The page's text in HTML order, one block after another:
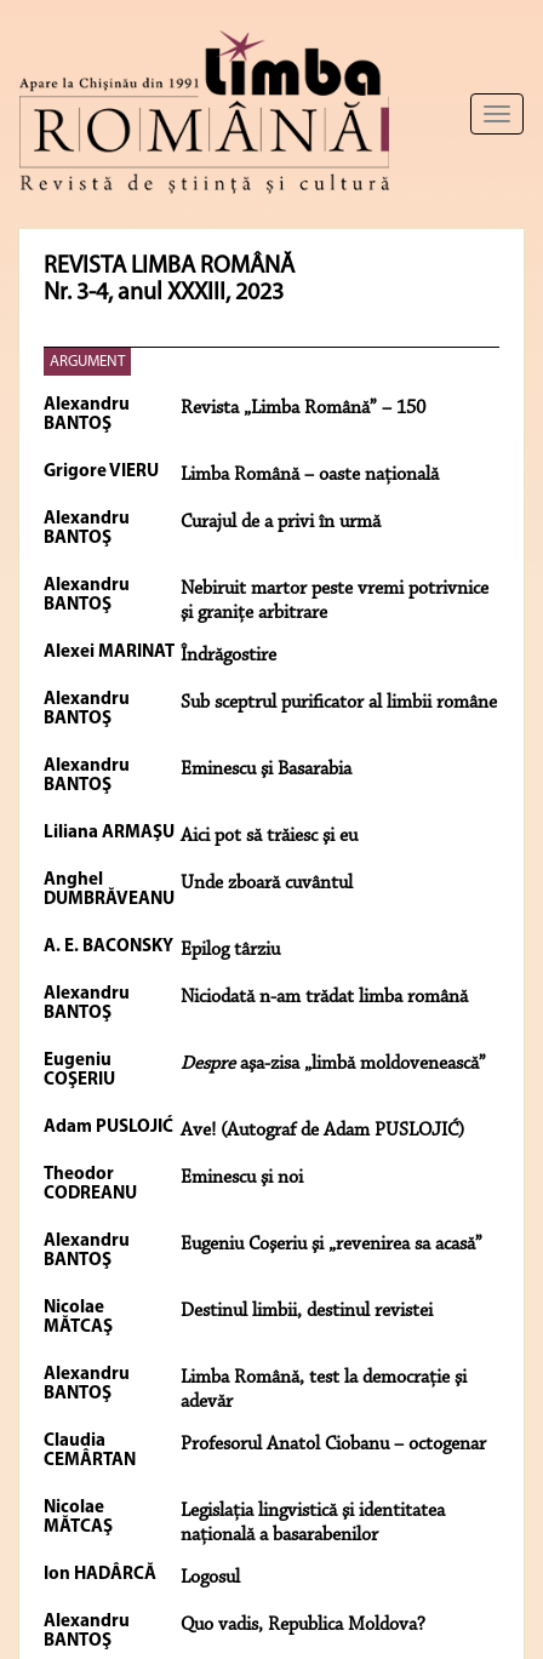
Toggle
REVISTA LIMBA ROMÂNĂ
Nr. 3-4, anul XXXIII, 2023
ARGUMENT
Alexandru
BANTOŞ
Revista „Limba Română” – 150
Grigore VIERU Limba Română – oaste naţională
Alexandru
BANTOŞ
Curajul de a privi în urmă
Alexandru
BANTOŞ
Nebiruit martor peste vremi potrivnice
şi graniţe arbitrare
Alexei MARINAT Îndrăgostire
Alexandru
BANTOŞ
Sub sceptrul purificator al limbii române
Alexandru
BANTOŞ
Eminescu şi Basarabia
Liliana ARMAŞU Aici pot să trăiesc şi eu
Anghel
DUMBRĂVEANU
Unde zboară cuvântul
A. E. BACONSKY Epilog târziu
Alexandru
BANTOŞ
Niciodată n-am trădat limba română
Eugeniu
COŞERIU
Despreaşa-zisa „limbă moldovenească”
Adam PUSLOJIĆ Ave! (Autograf de Adam PUSLOJIĆ)
Theodor
CODREANU
Eminescu şi noi
Alexandru
BANTOŞ
Eugeniu Coşeriu şi „revenirea sa acasă”
Nicolae
MĂTCAŞ
Destinul limbii, destinul revistei
Alexandru
BANTOŞ
Limba Română, test la democraţie şi
adevăr
Claudia
CEMÂRTAN
Profesorul Anatol Ciobanu – octogenar
Nicolae
MĂTCAŞ
Legislaţia lingvistică şi identitatea
naţională a basarabenilor
Ion HADÂRCĂ Logosul
Alexandru
BANTOŞ
Quo vadis, Republica Moldova?